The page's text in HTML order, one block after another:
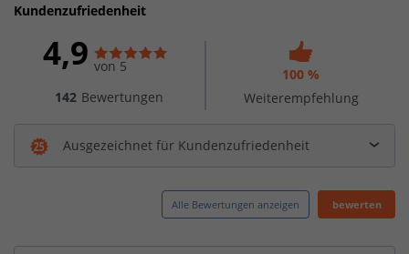
Kundenzufriedenheit
4,9 von 5
142 Bewertungen
100 %
Weiterempfehlung
Ausgezeichnet für Kundenzufriedenheit
Alle Bewertungen anzeigen bewerten